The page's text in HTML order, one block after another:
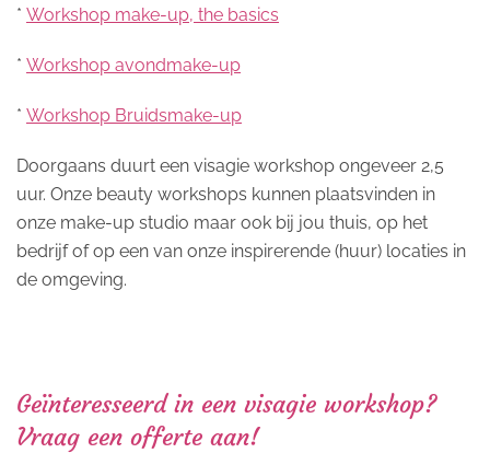
* Workshop make-up, the basics
* Workshop avondmake-up
* Workshop Bruidsmake-up
Doorgaans duurt een visagie workshop ongeveer 2,5
uur. Onze beauty workshops kunnen plaatsvinden in
onze make-up studio maar ook bij jou thuis, op het
bedrijf of op een van onze inspirerende (huur) locaties in
de omgeving.
Geïnteresseerd in een visagie workshop?
Vraag een offerte aan!